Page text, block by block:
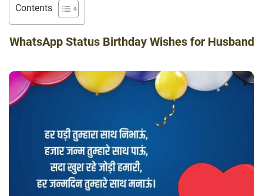
Contents
WhatsApp Status Birthday Wishes for Husband